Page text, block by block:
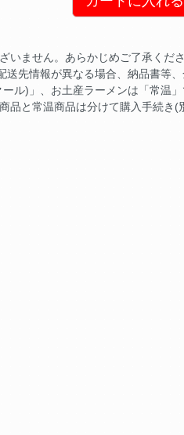
いません。あらかじめご了承くださ
送先情報が異なる場合、納品書等
ル)」、お土産ラーメンは「常温
品と常温商品は分けて購入手続き(